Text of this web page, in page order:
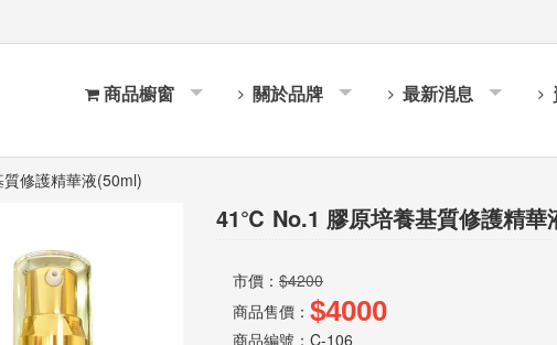
商品櫥窗 關於品牌 最新消息
修護精華液(50ml)
41℃ No.1 膠原培養基質修護精華
市價： $4200
商品售價： $4000
商品編號：C-106